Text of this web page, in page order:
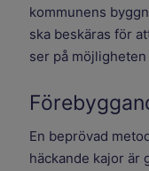
kommunens
ska beskäras för
ser på
En beprövad
häckande ­kajor är